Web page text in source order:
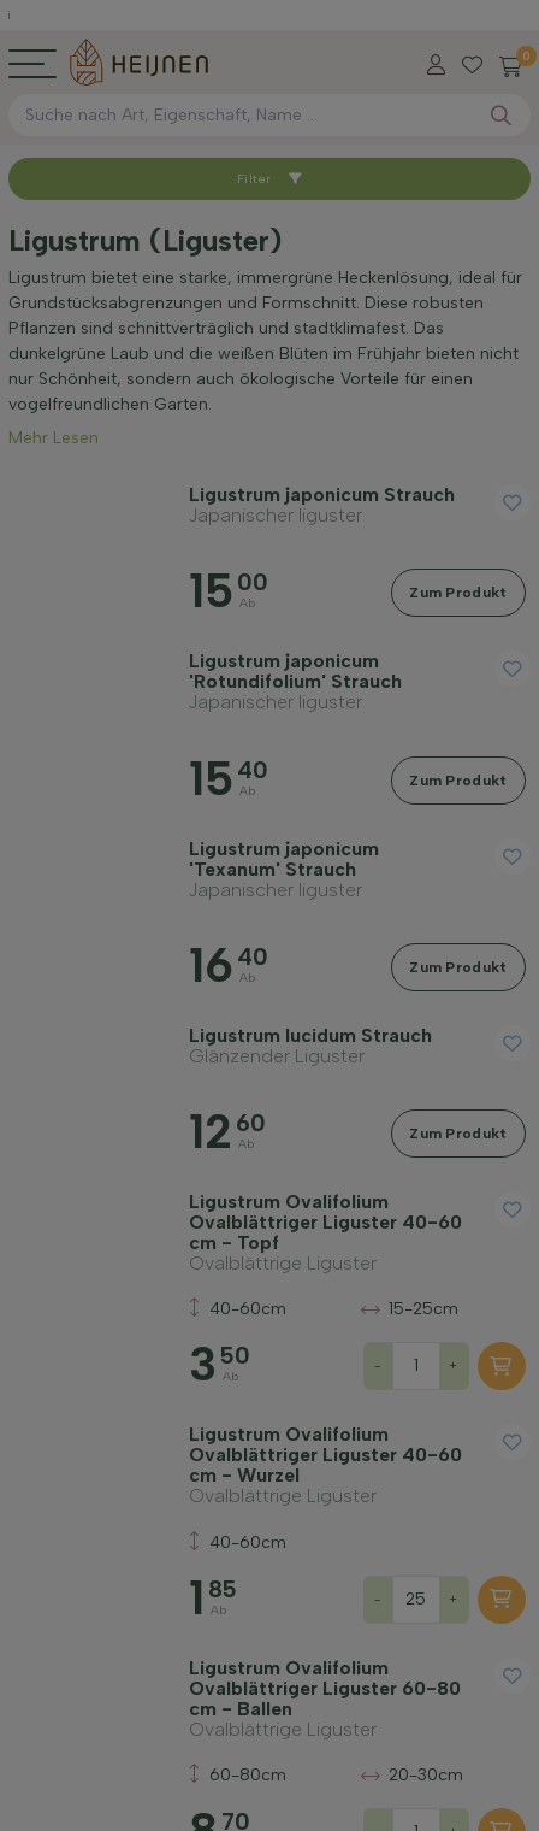
0
Sortieren nach
Verfügbar
Wurzel-Typ
Höhe bei Lieferung (cm)
Breite bei Lieferung (cm)
Maximale Höhe (cm)
Widerstandsfähigkeit
Filter
Ligustrum (Liguster)
Ligustrum bietet eine starke, immergrüne Heckenlösung, ideal für
Grundstücksabgrenzungen und Formschnitt. Diese robusten
Pflanzen sind schnittverträglich und stadtklimafest. Das
dunkelgrüne Laub und die weißen Blüten im Frühjahr bieten nicht
nur Schönheit, sondern auch ökologische Vorteile für einen
vogelfreundlichen Garten.
Mehr Lesen
Ligustrum japonicum Strauch
Japanischer liguster
15 00
Ab
Zum Produkt
Ligustrum japonicum
'Rotundifolium' Strauch
Japanischer liguster
15 40
Ab
Zum Produkt
Ligustrum japonicum
'Texanum' Strauch
Japanischer liguster
16 40
Ab
Zum Produkt
Ligustrum lucidum Strauch
Glänzender Liguster
12 60
Ab
Zum Produkt
Ligustrum Ovalifolium
Ovalblättriger Liguster 40-60
cm - Topf
Ovalblättrige Liguster
40-60cm 15-25cm
3 50
Ab
- +
Ligustrum Ovalifolium
Ovalblättriger Liguster 40-60
cm - Wurzel
Ovalblättrige Liguster
40-60cm
1 85
Ab
- +
Ligustrum Ovalifolium
Ovalblättriger Liguster 60-80
cm - Ballen
Ovalblättrige Liguster
60-80cm 20-30cm
70